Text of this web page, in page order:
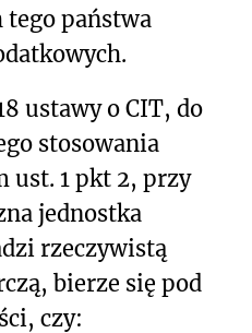
tego państwa
ustawy o CIT, do
stosowania
ust. 1 pkt 2, przy
jednostka
rzeczywistą
bierze się pod
czy: